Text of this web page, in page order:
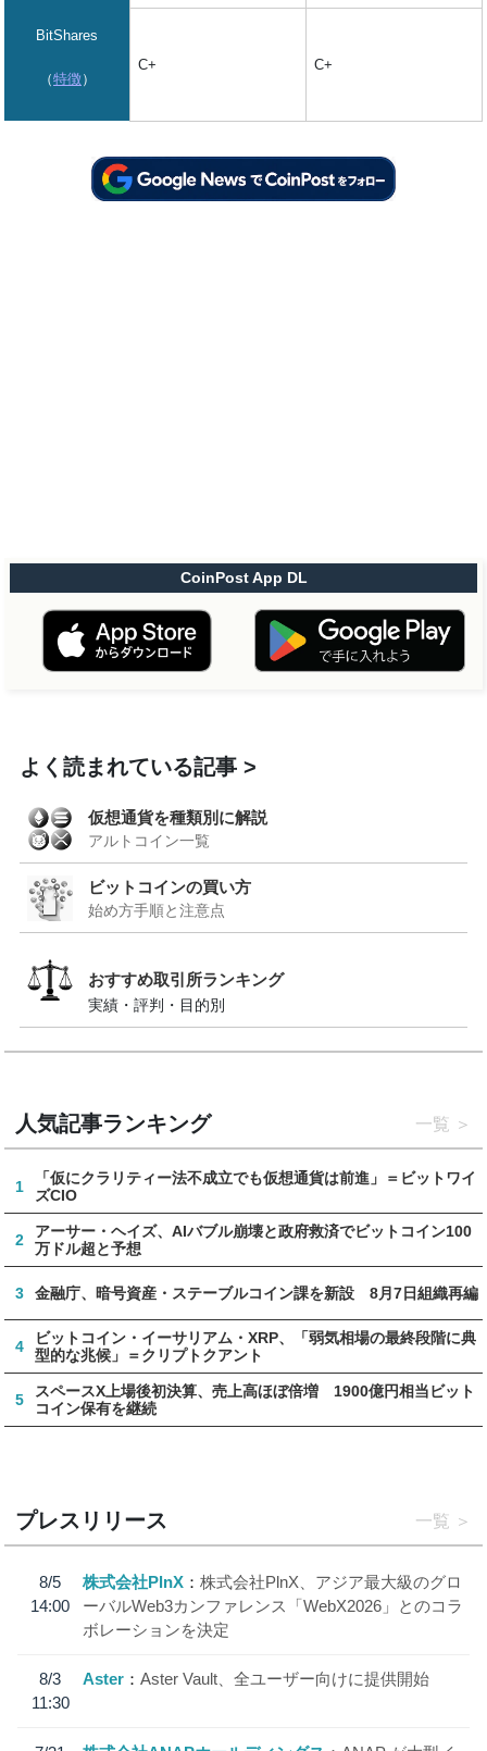
BitShares
（特徴 ）
C+ C+
CoinPost App DL
よく読まれている記事
仮想通貨を種類別に解説
アルトコイン一覧
ビットコインの買い方
始め方手順と注意点
おすすめ取引所ランキング
実績・評判・目的別
人気記事ランキング 一覧
1
「仮にクラリティー法不成立でも仮想通貨は前進」＝ビットワイ
ズCIO
2
アーサー・ヘイズ、AIバブル崩壊と政府救済でビットコイン100
万ドル超と予想
3 金融庁、暗号資産・ステーブルコイン課を新設 8月7日組織再編
4
ビットコイン・イーサリアム・XRP、「弱気相場の最終段階に典
型的な兆候」＝クリプトクアント
5
スペースX上場後初決算、売上高ほぼ倍増 1900億円相当ビット
コイン保有を継続
プレスリリース 一覧
8/5
14:00
株式会社PlnX
株式会社PlnX、アジア最大級のグロ
ーバルWeb3カンファレンス「WebX2026」とのコラ
ボレーションを決定
8/3
11:30
Aster Aster Vault、全ユーザー向けに提供開始